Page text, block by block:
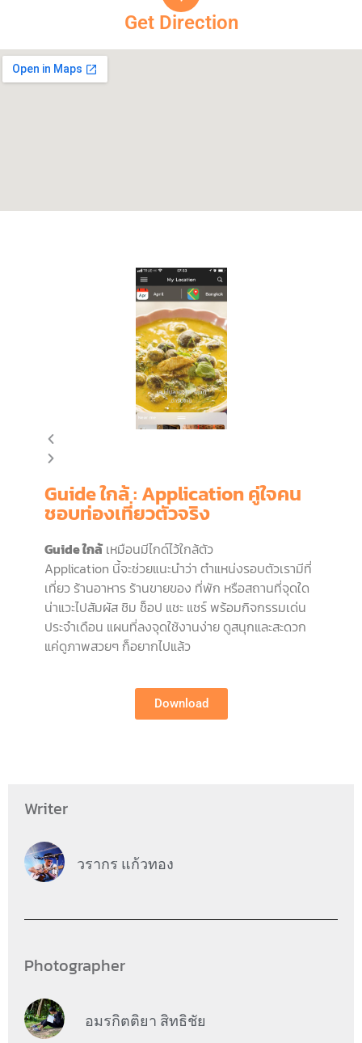
Get Direction
Guide ใกล้ : Application คู่ใจคน
ชอบท่องเที่ยวตัวจริง
Guide ใกล้ เหมือนมีไกด์ไว้ใกล้ตัว
Application นี้จะช่วยแนะนำว่า ตำแหน่งรอบตัวเรามีที่
เที่ยว ร้านอาหาร ร้านขายของ ที่พัก หรือสถานที่จุดใด
น่าแวะไปสัมผัส ชิม ช็อป แชะ แชร์ พร้อมกิจกรรมเด่น
ประจำเดือน แผนที่ลงจุดใช้งานง่าย ดูสนุกและสะดวก
แค่ดูภาพสวยๆ ก็อยากไปแล้ว
Download
Writer
วรากร แก้วทอง
Photographer
อมรกิตติยา สิทธิชัย